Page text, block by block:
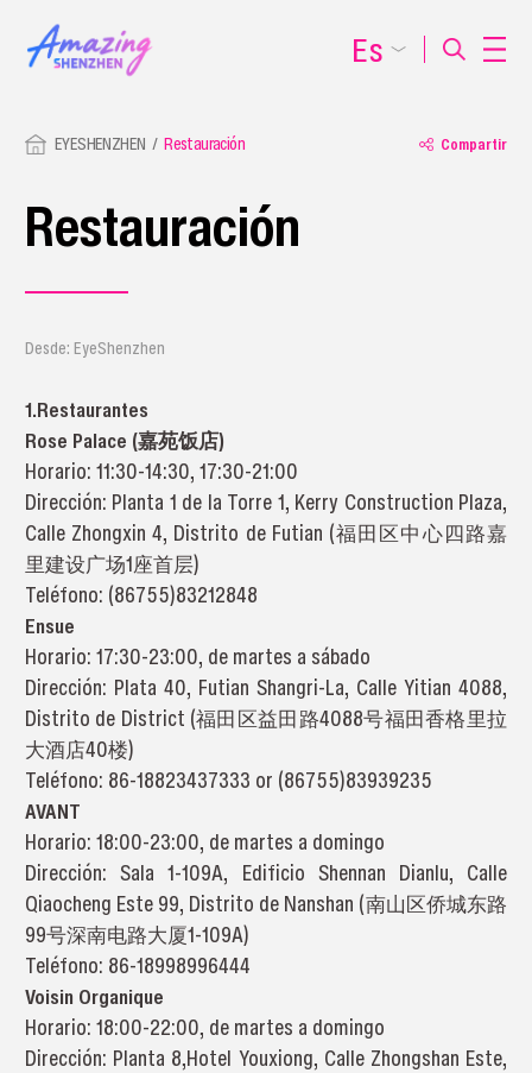
EYESHENZHEN Restauración Compartir
Restauración
Desde: EyeShenzhen
1.Restaurantes
Rose Palace (嘉苑饭店)
Horario: 11:30-14:30, 17:30-21:00
Dirección: Planta 1 de la Torre 1, Kerry Construction Plaza,
Calle Zhongxin 4, Distrito de Futian (福田区中心四路嘉
里建设广场1座首层)
Teléfono: (86755)83212848
Ensue
Horario: 17:30-23:00, de martes a sábado
Dirección: Plata 40, Futian Shangri-La, Calle Yitian 4088,
Distrito de District (福田区益田路4088号福田香格里拉
大酒店40楼)
Teléfono: 86-18823437333 or (86755)83939235
AVANT
Horario: 18:00-23:00, de martes a domingo
Dirección: Sala 1-109A, Edificio Shennan Dianlu, Calle
Qiaocheng Este 99, Distrito de Nanshan (南山区侨城东路
99号深南电路大厦1-109A)
Teléfono: 86-18998996444
Voisin Organique
Horario: 18:00-22:00, de martes a domingo
Dirección: Planta 8,Hotel Youxiong, Calle Zhongshan Este,
Es